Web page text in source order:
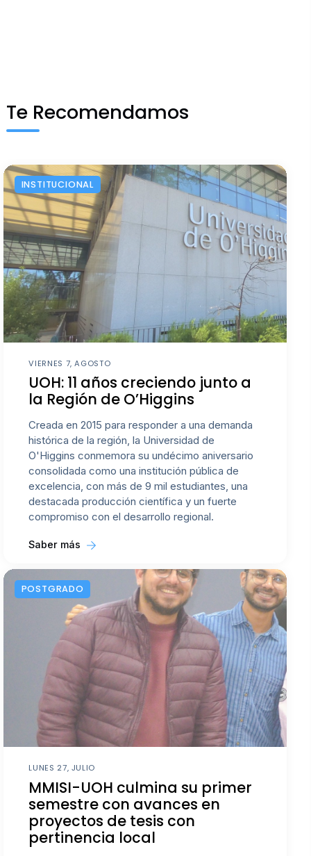
Te Recomendamos
INSTITUCIONAL
VIERNES 7, AGOSTO
UOH: 11 años creciendo junto a
la Región de O’Higgins
Creada en 2015 para responder a una demanda
histórica de la región, la Universidad de
O'Higgins conmemora su undécimo aniversario
consolidada como una institución pública de
excelencia, con más de 9 mil estudiantes, una
destacada producción científica y un fuerte
compromiso con el desarrollo regional.
Saber más
POSTGRADO
LUNES 27, JULIO
MMISI-UOH culmina su primer
semestre con avances en
proyectos de tesis con
pertinencia local